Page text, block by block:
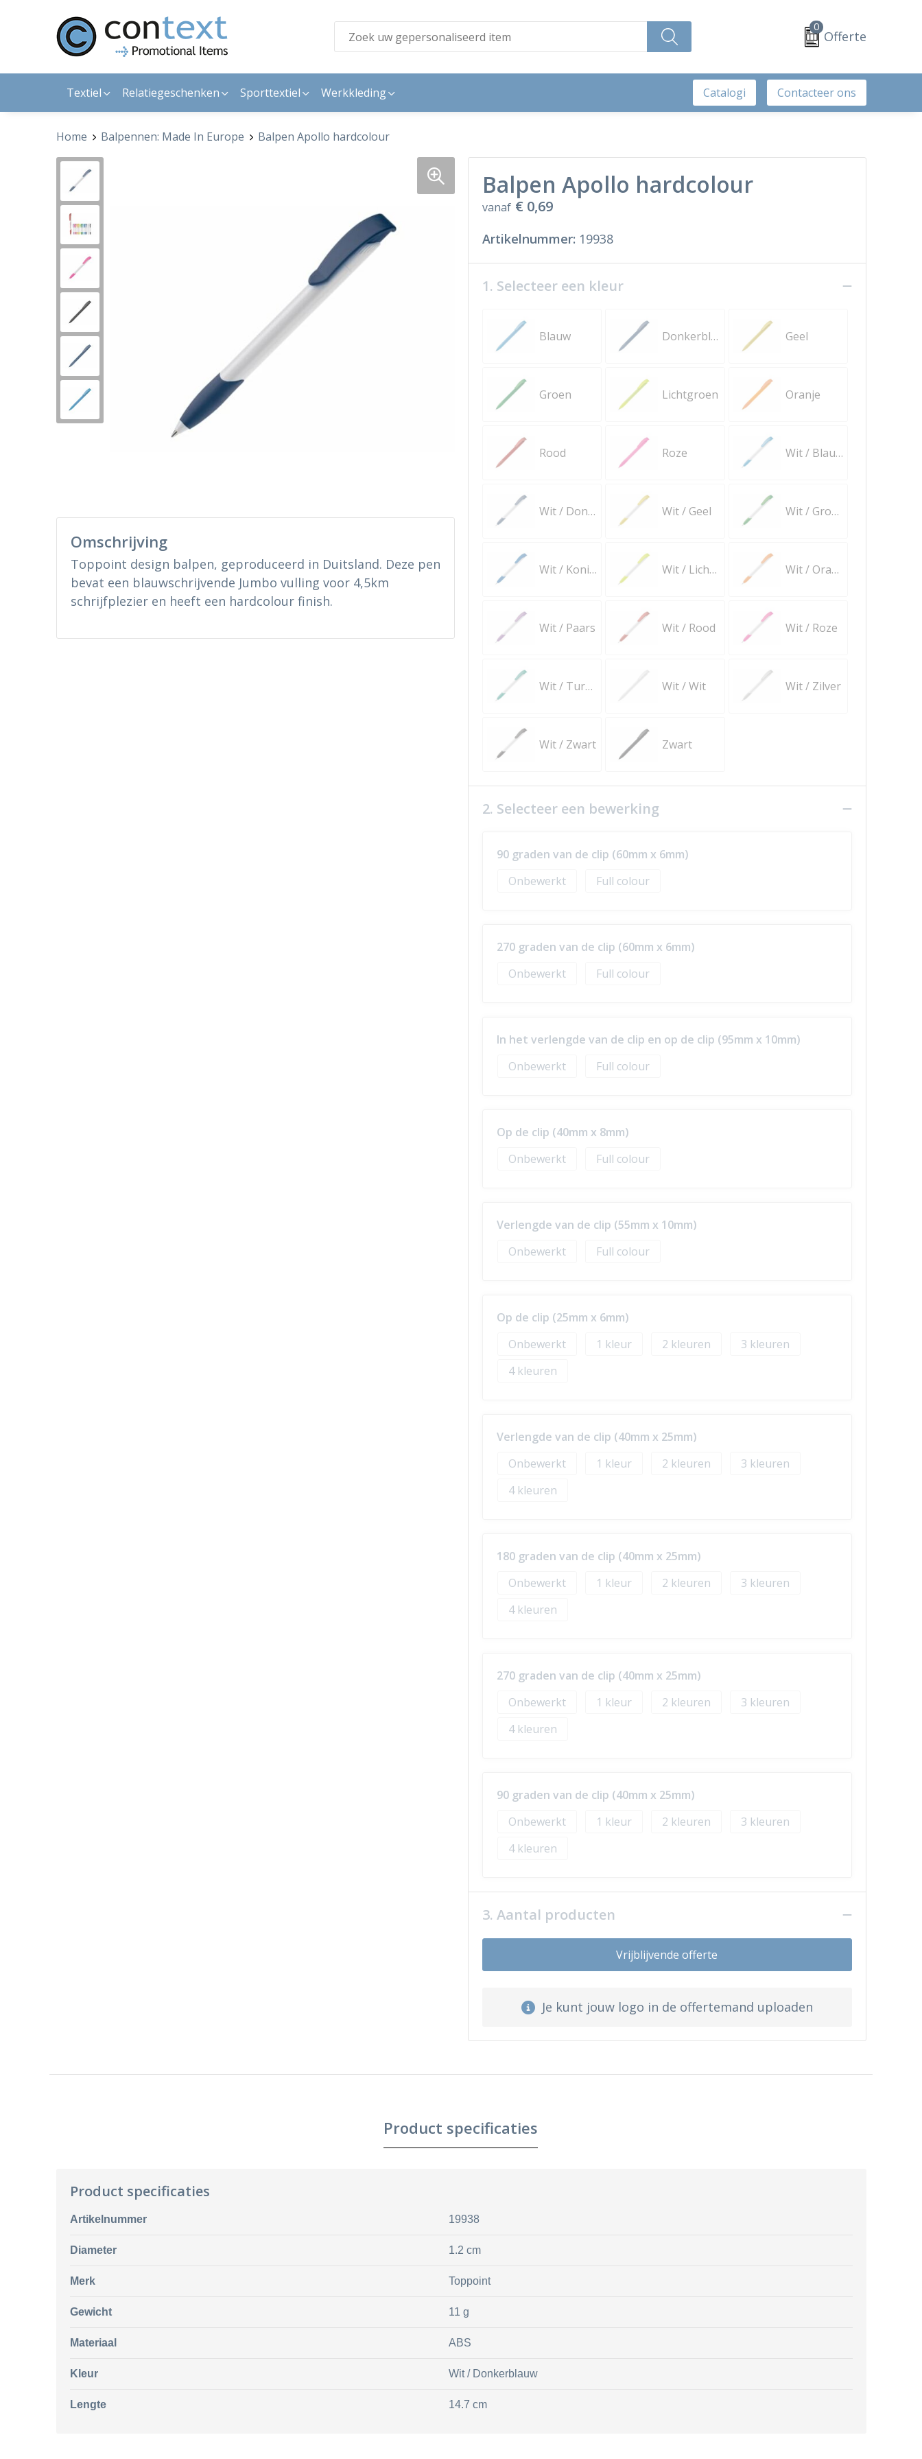
0
Offerte
Textiel Relatiegeschenken Sporttextiel Werkkleding Catalogi Contacteer ons
Home Balpennen: Made In Europe Balpen Apollo hardcolour
Omschrijving
Toppoint design balpen, geproduceerd in Duitsland. Deze pen
bevat een blauwschrijvende Jumbo vulling voor 4,5km
schrijfplezier en heeft een hardcolour finish.
Balpen Apollo hardcolour
vanaf € 0,69
Artikelnummer: 19938
1. Selecteer een kleur
Blauw Donkerblauw Geel
Groen Lichtgroen Oranje
Rood Roze Wit / Blauw
Wit / Donkerblauw Wit / Geel Wit / Groen
Wit / Koningsblauw Wit / Lichtgroen Wit / Oranje
Wit / Paars Wit / Rood Wit / Roze
Wit / Turquoise Wit / Wit Wit / Zilver
Wit / Zwart Zwart
2. Selecteer een bewerking
90 graden van de clip (60mm x 6mm)
Onbewerkt
Full colour
270 graden van de clip (60mm x 6mm)
Onbewerkt
Full colour
In het verlengde van de clip en op de clip (95mm x 10mm)
Onbewerkt
Full colour
Op de clip (40mm x 8mm)
Onbewerkt
Full colour
Verlengde van de clip (55mm x 10mm)
Onbewerkt
Full colour
Op de clip (25mm x 6mm)
Onbewerkt
1 2
3
4
Verlengde van de clip (40mm x 25mm)
Onbewerkt
1 2
3
4
180 graden van de clip (40mm x 25mm)
Onbewerkt
1 2
3
4
270 graden van de clip (40mm x 25mm)
Onbewerkt
1 2
3
4
90 graden van de clip (40mm x 25mm)
Onbewerkt
1 2
3
4
3. Aantal producten
Vrijblijvende offerte
Je kunt jouw logo in de offertemand uploaden
Product specificaties
Product specificaties
Artikelnummer 19938
Diameter 1.2 cm
Merk Toppoint
Gewicht 11 g
Materiaal ABS
Kleur Wit / Donkerblauw
Lengte 14.7 cm